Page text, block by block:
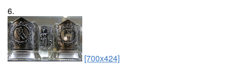
6.
[700x424]